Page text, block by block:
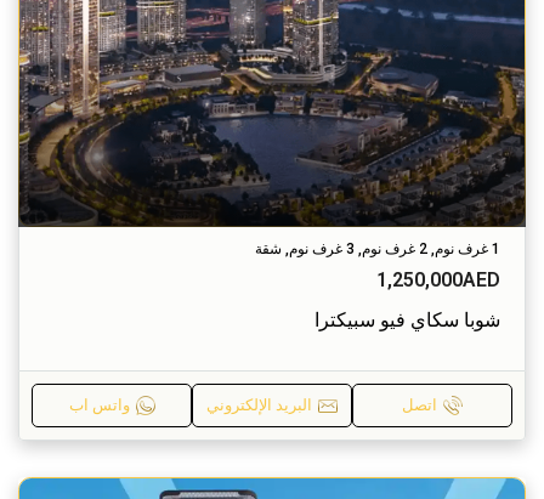
1 غرف نوم, 2 غرف نوم, 3 غرف نوم, شقة
1,250,000AED
شوبا سكاي فيو سبيكترا
اتصل البريد الإلكتروني واتس اب